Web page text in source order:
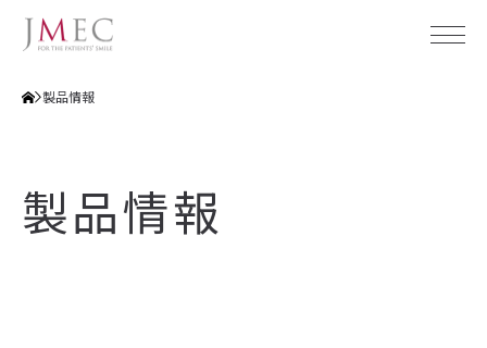
会社概要
製品
製品情報
製品情報